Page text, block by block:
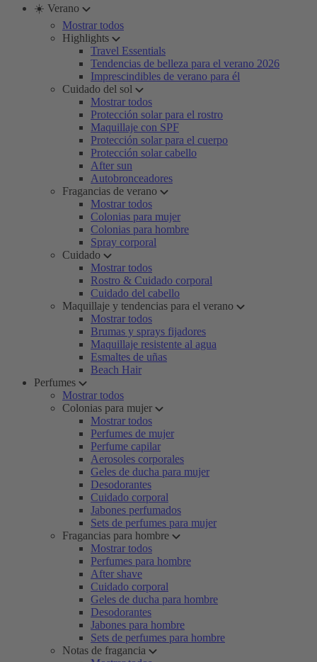
☀️ Verano
Mostrar todos
Highlights
Travel Essentials
Tendencias de belleza para el verano 2026
Imprescindibles de verano para él
Cuidado del sol
Mostrar todos
Protección solar para el rostro
Maquillaje con SPF
Protección solar para el cuerpo
Protección solar cabello
After sun
Autobronceadores
Fragancias de verano
Mostrar todos
Colonias para mujer
Colonias para hombre
Spray corporal
Cuidado
Mostrar todos
Rostro & Cuidado corporal
Cuidado del cabello
Maquillaje y tendencias para el verano
Mostrar todos
Brumas y sprays fijadores
Maquillaje resistente al agua
Esmaltes de uñas
Beach Hair
Perfumes
Mostrar todos
Colonias para mujer
Mostrar todos
Perfumes de mujer
Perfume capilar
Aerosoles corporales
Geles de ducha para mujer
Desodorantes
Cuidado corporal
Jabones perfumados
Sets de perfumes para mujer
Fragancias para hombre
Mostrar todos
Perfumes para hombre
After shave
Cuidado corporal
Geles de ducha para hombre
Desodorantes
Jabones para hombre
Sets de perfumes para hombre
Notas de fragancia